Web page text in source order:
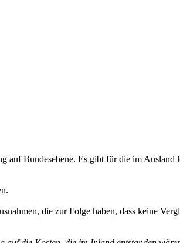
auf Bundesebene. Es gibt für die im Ausland
die zur Folge haben, dass keine